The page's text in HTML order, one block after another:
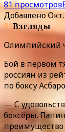
81 просмотров
Добавлено
81Взгляды
Олимпийский
Бой в первом
россиян из
по боксу
— С
боксёры.